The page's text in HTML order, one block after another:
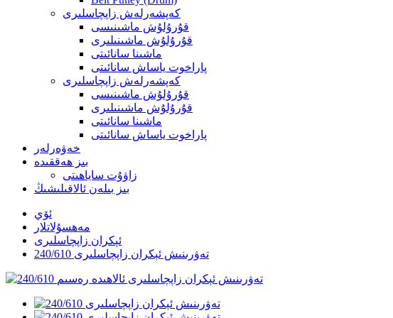
كەپشەرلەش زاپچاسلىرى
قۇرۇلۇش ماشىنىسى
قۇرۇلۇش ماشىنىلىرى
ماشىنا سانائىتى
پاراخوت ياساش سانائىتى
كەپشەرلەش زاپچاسلىرى
قۇرۇلۇش ماشىنىسى
قۇرۇلۇش ماشىنىلىرى
ماشىنا سانائىتى
پاراخوت ياساش سانائىتى
خەۋەرلەر
بىز ھەققىدە
زاۋۇت ساياھىتى
بىز بىلەن ئالاقىلىشىڭ
ئۆي
مەھسۇلاتلار
ئېكران زاپچاسلىرى
240/610 تەۋرىنىش ئېكران زاپچاسلىرى